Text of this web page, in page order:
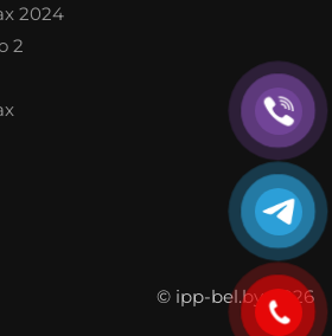
2024
2
© ipp-bel.by, 2026